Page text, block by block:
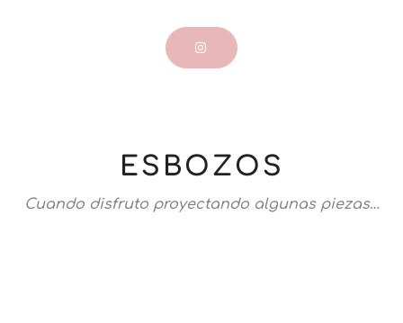
ESBOZOS
Cuando disfruto proyectando algunas piezas…